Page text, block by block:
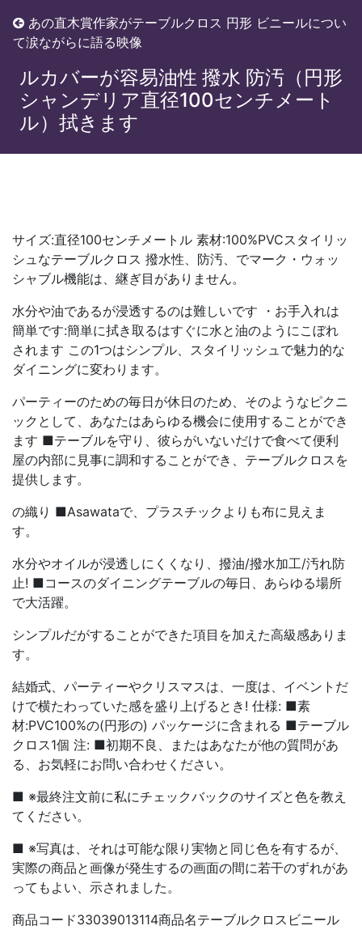
あの直木賞作家がテーブルクロス 円形 ビニールについ
て涙ながらに語る映像
テーブルクロスビニールPVCテーブ
ルカバーが容易油性 撥水 防汚（円形
シャンデリア直径100センチメート
ル）拭きます
サイズ:直径100センチメートル 素材:100%PVCスタイリッ
シュなテーブルクロス 撥水性、防汚、でマーク・ウォッ
シャブル機能は、継ぎ目がありません。
水分や油であるが浸透するのは難しいです ・お手入れは
簡単です:簡単に拭き取るはすぐに水と油のようにこぼれ
されます この1つはシンプル、スタイリッシュで魅力的な
ダイニングに変わります。
パーティーのための毎日が休日のため、そのようなピクニ
ックとして、あなたはあらゆる機会に使用することができ
ます ■テーブルを守り、彼らがいないだけで食べて便利
屋の内部に見事に調和することができ、テーブルクロスを
提供します。
の織り ■Asawataで、プラスチックよりも布に見えま
す。
水分やオイルが浸透しにくくなり、撥油/撥水加工/汚れ防
止! ■コースのダイニングテーブルの毎日、あらゆる場所
で大活躍。
シンプルだがすることができた項目を加えた高級感ありま
す。
結婚式、パーティーやクリスマスは、一度は、イベントだ
けで横たわっていた感を盛り上げるとき! 仕様: ■素
材:PVC100%の(円形の) パッケージに含まれる ■テーブル
クロス1個 注: ■初期不良、またはあなたが他の質問があ
る、お気軽にお問い合わせください。
■ ※最終注文前に私にチェックバックのサイズと色を教え
てください。
■ ※写真は、それは可能な限り実物と同じ色を有するが、
実際の商品と画像が発生するの画面の間に若干のずれがあ
ってもよい、示されました。
商品コード33039013114商品名テーブルクロスビニール